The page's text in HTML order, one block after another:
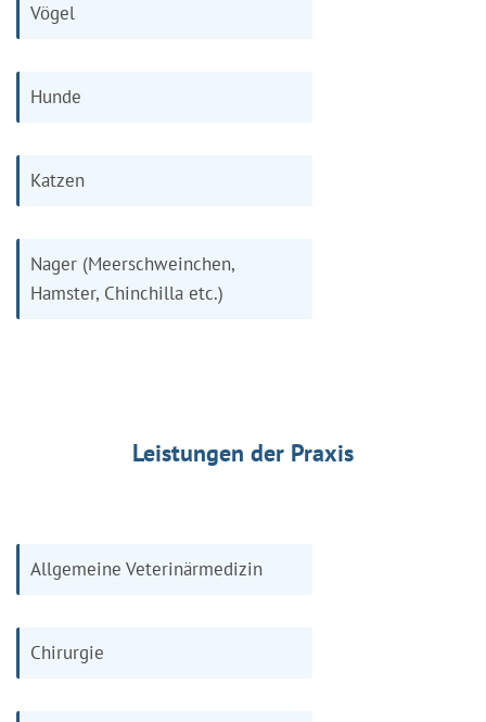
Vögel
Hunde
Katzen
Nager (Meerschweinchen,
Hamster, Chinchilla etc.)
Leistungen der Praxis
Allgemeine Veterinärmedizin
Chirurgie